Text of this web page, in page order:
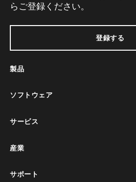
らご登録ください。
登録する
製品
ソフトウェア
サービス
産業
サポート